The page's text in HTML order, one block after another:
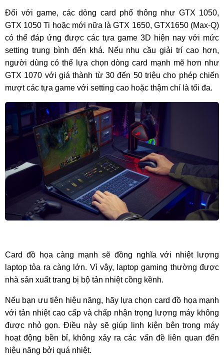
Đối với game, các dòng card phổ thông như GTX 1050,
GTX 1050 Ti hoặc mới nữa là GTX 1650, GTX1650 (Max-Q)
có thể đáp ứng được các tựa game 3D hiện nay với mức
setting trung bình đến khá. Nếu nhu cầu giải trí cao hơn,
người dùng có thể lựa chọn dòng card mạnh mẽ hơn như
GTX 1070 với giá thành từ 30 đến 50 triệu cho phép chiến
mượt các tựa game với setting cao hoặc thậm chí là tối đa.
Card đồ họa càng mạnh sẽ đồng nghĩa với nhiệt lượng
laptop tỏa ra càng lớn. Vì vậy, laptop gaming thường được
nhà sản xuất trang bị bộ tản nhiệt cồng kềnh.
Nếu bạn ưu tiên hiệu năng, hãy lựa chọn card đồ họa mạnh
với tản nhiệt cao cấp và chấp nhận trọng lượng máy không
được nhỏ gọn. Điều này sẽ giúp linh kiện bên trong máy
hoạt động bền bỉ, không xảy ra các vấn đề liên quan đến
hiệu năng bởi quá nhiệt.